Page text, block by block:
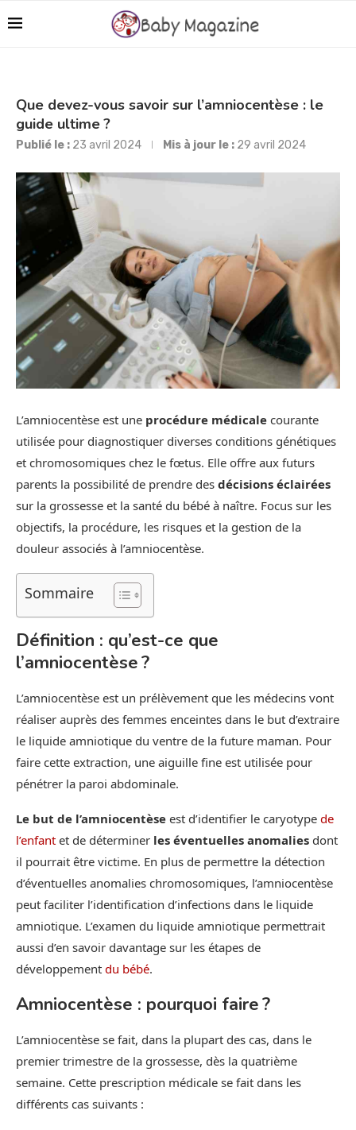
Que devez-vous savoir sur l’amniocentèse : le
guide ultime ?
Publié le : 23 avril 2024 Mis à jour le : 29 avril 2024
L’amniocentèse est une procédure médicale courante
utilisée pour diagnostiquer diverses conditions génétiques
et chromosomiques chez le fœtus. Elle offre aux futurs
parents la possibilité de prendre des décisions éclairées
sur la grossesse et la santé du bébé à naître. Focus sur les
objectifs, la procédure, les risques et la gestion de la
douleur associés à l’amniocentèse.
Sommaire
Définition : qu’est-ce que
l’amniocentèse ?
L’amniocentèse est un prélèvement que les médecins vont
réaliser auprès des femmes enceintes dans le but d’extraire
le liquide amniotique du ventre de la future maman. Pour
faire cette extraction, une aiguille fine est utilisée pour
pénétrer la paroi abdominale.
Le but de l’amniocentèse est d’identifier le caryotype de
l’enfant et de déterminer les éventuelles anomalies dont
il pourrait être victime. En plus de permettre la détection
d’éventuelles anomalies chromosomiques, l’amniocentèse
peut faciliter l’identification d’infections dans le liquide
amniotique. L’examen du liquide amniotique permettrait
aussi d’en savoir davantage sur les étapes de
développement du bébé.
Amniocentèse : pourquoi faire ?
L’amniocentèse se fait, dans la plupart des cas, dans le
premier trimestre de la grossesse, dès la quatrième
semaine. Cette prescription médicale se fait dans les
différents cas suivants :